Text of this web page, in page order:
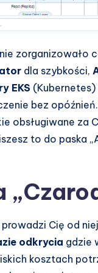
zorganizowało
dla szybkości,
EKS (Kubernetes)
bez
obsługiwane za
to do paska
Cię od
odkrycia gdzie
kosztach